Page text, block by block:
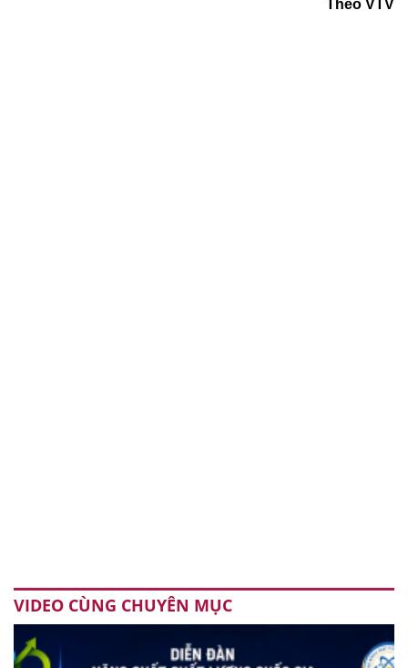
Theo VTV
VIDEO CÙNG CHUYÊN MỤC